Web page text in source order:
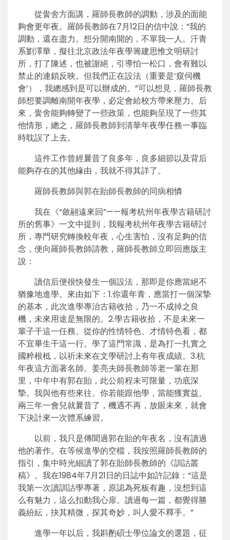
從黌舍方面講，羅師長教師的調動，涉及的面能
夠會更年夜。羅師長教師在7月12日的信中說：“我的
調動，還在盡力。想分開南開的，不單我一人。汗青
系劉澤華，擬往北京政法年夜學籌建思惟文明研討
所，打了陳述，也被謝絕，引導怕一松口，會有難以
禁止的連鎖反映。但我們正在設法（重要是‘窺伺機
會’），我總感到是可以辦成的。”可以想見，羅師長教
師想要調離南開年夜學，必定會給校方帶來壓力。后
來，黌舍能夠轉變了一些政策，也能夠呈現了一些其
他情形，總之，羅師長教師到清華年夜學任務一事臨
時耽誤了上去。
這件工作曾經曩昔了良多年，良多細節以及背后
能夠存在的其他緣由，我就不得其詳了。
羅師長教師與郭在貽師長教師的同病相憐
我在《“斂翮遠來回”——報考杭州年夜學古籍研討
所的舊事》一文中提到，我報考杭州年夜學古籍研討
所，專門研究轉換較年夜，心生害怕，沒有足夠的信
念，便向羅師長教師請教，羅師長教師立即回應版主
說：
讀信后便很快發生一個設法，那即是你應當絕不
猶豫地進學。來由如下：1.你還年青，應當打一個深摯
的基本，此次進學專治古籍收拾，乃一不成掉之良
機，未來用途是無限的。2.學古籍收拾，不是未來一
輩子干這一任務。從你的性情特色、才情特色看，都
不宜畢生干這一行。學了這門常識，是為打一扎實之
國粹根柢，以祈未來在文學研討上有年夜成績。3.杭
年夜這方面著名師。姜亮夫師長教師等老一輩在那
里，中年中有郭在貽，此公前程未可限量，功底深
摯。我與他有些來往。你若能跟他學，當能獲實益。
兩三年一會兒就曩昔了，機遇不再，放眼未來，就會
下決計來一次體系練習。
以前，我只是傳聞過郭在貽的年夜名，沒有讀過
他的著作。在等候進學的空檔，我按照羅師長教師的
指引，集中時光細讀了郭在貽師長教師的《訓詁叢
稿》。我在1984年7月21日的日誌中如許記錄：“這是
我第一次讀訓詁學專著，原認為死板有趣，沒想到這
么有魅力，這么扣動我心扉。讀過每一篇，都覺得勝
義紛紜，抉其精微，探其奇妙，叫人愛不釋手。”
進學一年以后，我斟酌碩士學位論文的選題，征